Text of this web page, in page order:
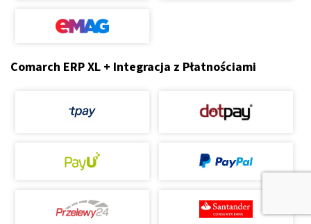
Comarch ERP XL + Integracja z Płatnościami